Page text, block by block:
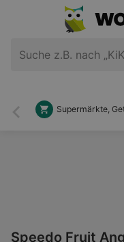
Zurück
Supermärkte,
Speedo Fruit